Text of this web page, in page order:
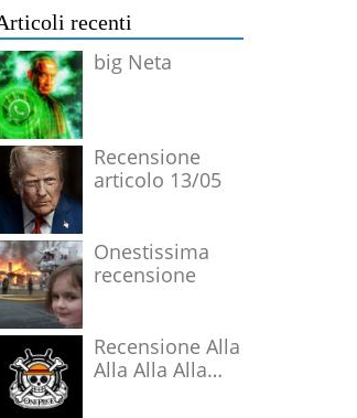
recenti
big Neta
Recensione
articolo 13/05
Onestissima
recensione
Recensione Alla
Alla Alla Alla